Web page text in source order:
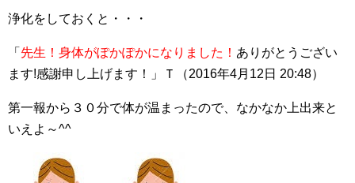
浄化をしておくと・・・
「 先生！身体がぽかぽかになりました！ ありがとうござい
ます!感謝申し上げます！」Ｔ（2016年4月12日 20:48）
第一報から３０分で体が温まったので、なかなか上出来と
いえよ～^^